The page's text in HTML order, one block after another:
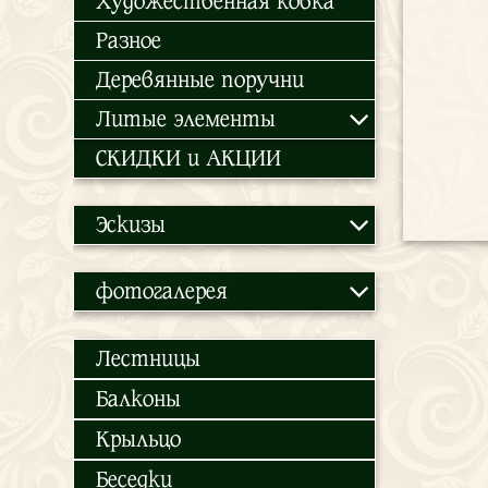
Разное
Деревянные поручни
Литые элементы
СКИДКИ и АКЦИИ
Эскизы
фотогалерея
Лестницы
Балконы
Крыльцо
Беседки